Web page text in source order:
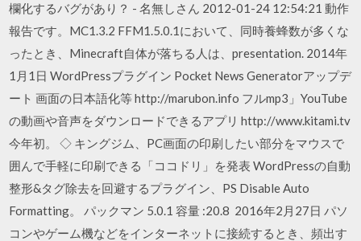
欄化するバグがあり？ - 名無しさん 2012-01-24 12:54:21 動作
報告です。MC1.3.2 FFM1.5.0.1において、同時養蜂数が多くな
ったとき、Minecraft自体が落ちる人は、presentation. 2014年
1月1日 WordPressプラグイン Pocket News Generatorアップデ
ート 画面の日本語化等 http://marubon.info フルmp3」YouTube
の動画や音声をダウンロードできるアプリ http://www.kitami.tv
今年初。 ◇ キングジム、PC画面の印刷したい部分をマウスで
囲んで手軽に印刷できる「ココドリ」を発表 WordPressの自動
整形&タグ除去を回避するプラグイン、PS Disable Auto
Formatting。 パックマン 5.0.1 容量 :20.8 2016年2月27日 パソ
コンやゲーム機などをインターネットに接続するとき、頻出す